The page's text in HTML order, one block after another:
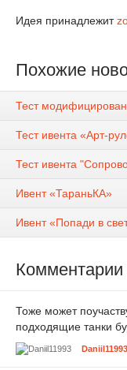
Идея принадлежит
Похожие
Тест
Тест ивента «Арт-
Тест ивента
Ивент «ТараньКА»
Ивент «Попади в
Комментарии
Тоже может
подходящие танки
Daniil11993